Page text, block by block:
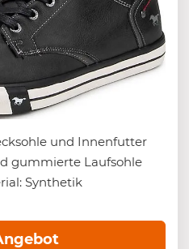
und Innenfutter
gummierte Laufsohle
Synthetik